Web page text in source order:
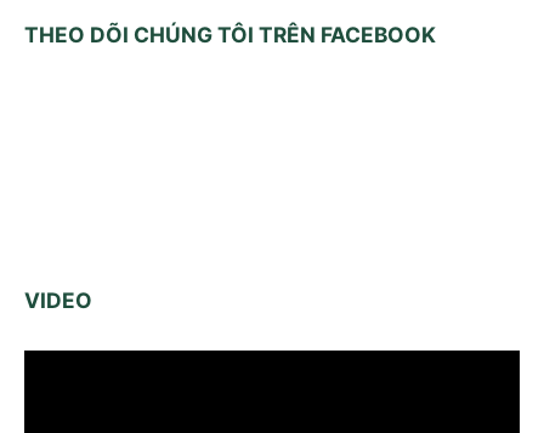
THEO DÕI CHÚNG TÔI TRÊN FACEBOOK
VIDEO